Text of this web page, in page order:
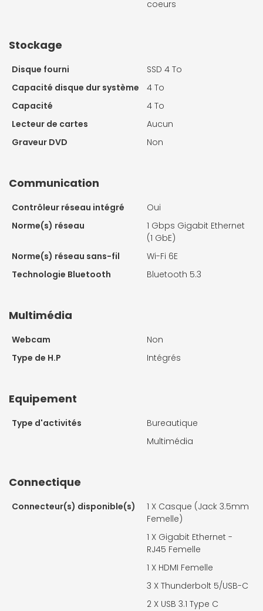
coeurs
Stockage
Disque fourni
SSD 4 To
Capacité disque dur système
4 To
Capacité
4 To
Lecteur de cartes
Aucun
Graveur DVD
Non
Communication
Contrôleur réseau intégré
Oui
Norme(s) réseau
1 Gbps Gigabit Ethernet
(1 GbE)
Norme(s) réseau sans-fil
Wi-Fi 6E
Technologie Bluetooth
Bluetooth 5.3
Multimédia
Webcam
Non
Type de H.P
Intégrés
Equipement
Type d'activités
Bureautique
Multimédia
Connectique
Connecteur(s) disponible(s) 1 X Casque (Jack 3.5mm
Femelle)
1 X Gigabit Ethernet -
RJ45 Femelle
1 X HDMI Femelle
3 X Thunderbolt 5/USB-C
2 X USB 3.1 Type C